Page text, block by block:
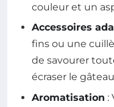
couleur et un
Accessoires
fins ou une
de savourer
écraser le
Aromatisation :